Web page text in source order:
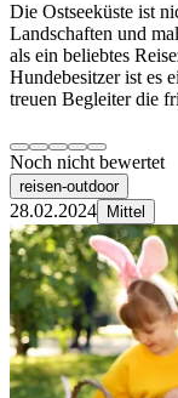
Die Ostseeküste ist
Landschaften und
als ein beliebtes
Hundebesitzer ist es
treuen Begleiter die
Noch nicht bewertet
reisen-outdoor
28.02.2024 Mittel